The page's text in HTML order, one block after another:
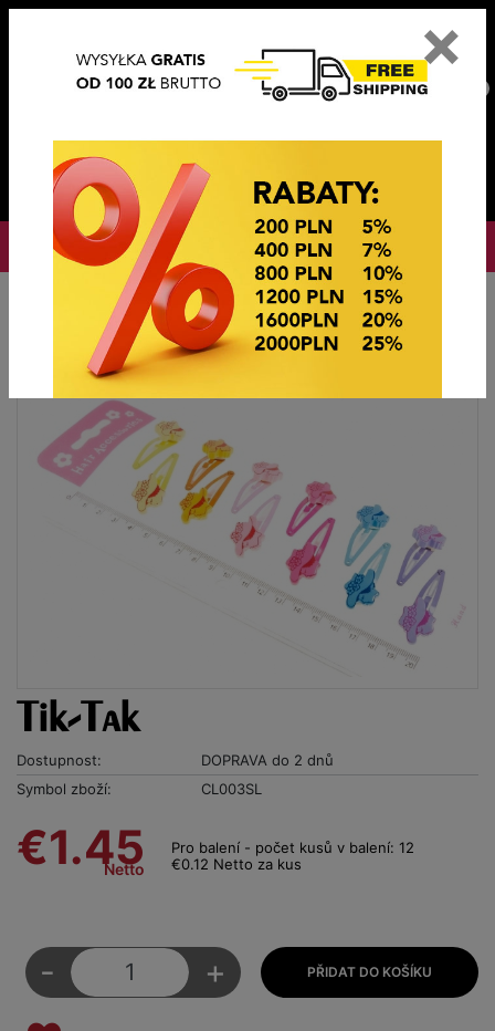
OKAZJE CENOWE
Hlavní stránka Vlasové ozdoby TIK TAKI Z OZDOBĄ
Tik-Tak
Dostupnost:
DOPRAVA do 2 dnů
Symbol zboží:
CL003SL
€1.45
Netto
Pro balení - počet kusů v balení: 12
€0.12 Netto za kus
- +
×